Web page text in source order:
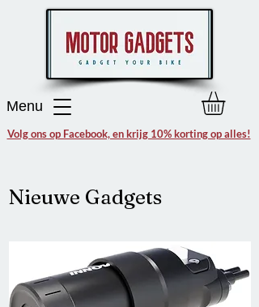
Menu
Volg ons op Facebook, en krijg 10% korting op alles!
Nieuwe Gadgets